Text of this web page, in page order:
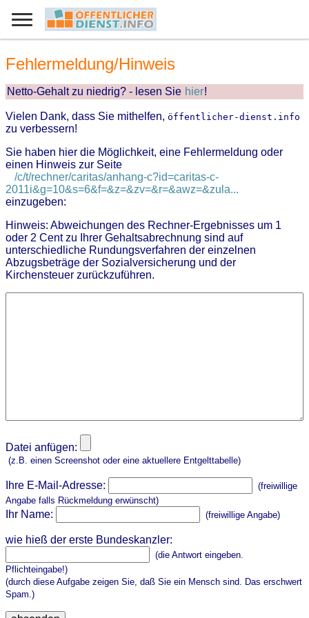
Fehlermeldung/Hinweis
Netto-Gehalt zu niedrig? - lesen Sie hier!
Vielen Dank, dass Sie mithelfen, öffentlicher-dienst.info
zu verbessern!
Sie haben hier die Möglichkeit, eine Fehlermeldung oder
einen Hinweis zur Seite
/c/t/rechner/caritas/anhang-c?id=caritas-c-
2011i&g=10&s=6&f=&z=&zv=&r=&awz=&zula...
einzugeben:
Hinweis: Abweichungen des Rechner-Ergebnisses um 1
oder 2 Cent zu Ihrer Gehaltsabrechnung sind auf
unterschiedliche Rundungsverfahren der einzelnen
Abzugsbeträge der Sozialversicherung und der
Kirchensteuer zurückzuführen.
Datei anfügen:
(z.B. einen Screenshot oder eine aktuellere Entgelttabelle)
Ihre E-Mail-Adresse:
(freiwillige
Angabe falls Rückmeldung erwünscht)
Ihr Name: (freiwillige Angabe)
wie hieß der erste Bundeskanzler:
(die Antwort eingeben.
Pflichteingabe!)
(durch diese Aufgabe zeigen Sie, daß Sie ein Mensch sind. Das erschwert
Spam.)